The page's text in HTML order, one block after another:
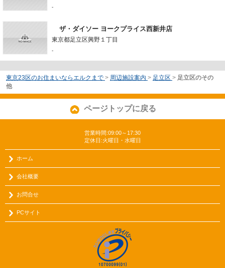
-
ザ・ダイソー ヨークプライス西新井店
東京都足立区興野１丁目
-
東京23区のお住まいならエルクまで > 周辺施設案内 > 足立区 > 足立区のその
他
ページトップに戻る
営業時間:09:00～17:30
定休日:火曜日・水曜日
ホーム
会社概要
お問合せ
PCサイト